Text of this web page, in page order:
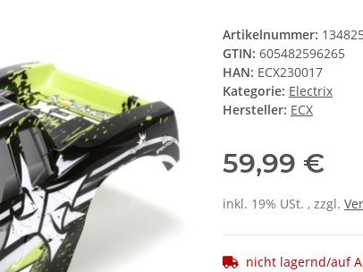
Artikelnummer: 134825
GTIN: 605482596265
HAN: ECX230017
Kategorie: Electrix
Hersteller: ECX
59,99 €
inkl. 19% USt. , zzgl.
nicht lagernd/auf